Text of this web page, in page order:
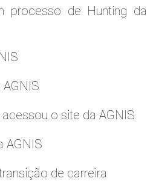
processo de Hunting da
o site da AGNIS
AGNIS
de carreira